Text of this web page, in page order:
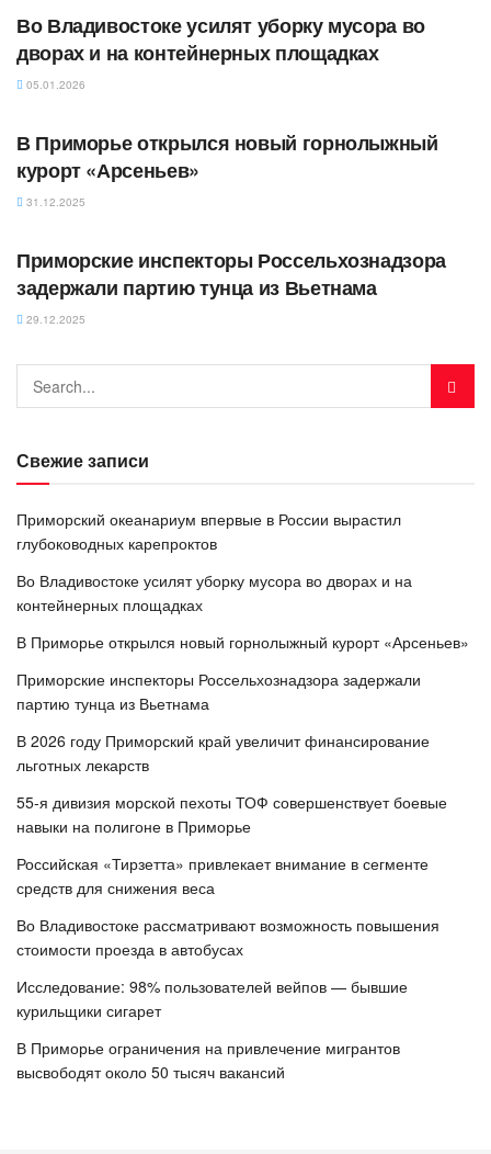
Во Владивостоке усилят уборку мусора во
дворах и на контейнерных площадках
05.01.2026
В Приморье открылся новый горнолыжный
курорт «Арсеньев»
31.12.2025
Приморские инспекторы Россельхознадзора
задержали партию тунца из Вьетнама
29.12.2025
Свежие записи
Приморский океанариум впервые в России вырастил
глубоководных карепроктов
Во Владивостоке усилят уборку мусора во дворах и на
контейнерных площадках
В Приморье открылся новый горнолыжный курорт «Арсеньев»
Приморские инспекторы Россельхознадзора задержали
партию тунца из Вьетнама
В 2026 году Приморский край увеличит финансирование
льготных лекарств
55-я дивизия морской пехоты ТОФ совершенствует боевые
навыки на полигоне в Приморье
Российская «Тирзетта» привлекает внимание в сегменте
средств для снижения веса
Во Владивостоке рассматривают возможность повышения
стоимости проезда в автобусах
Исследование: 98% пользователей вейпов — бывшие
курильщики сигарет
В Приморье ограничения на привлечение мигрантов
высвободят около 50 тысяч вакансий